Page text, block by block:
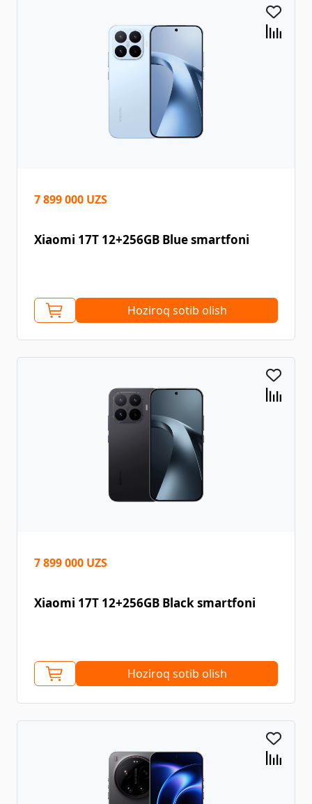
7 899 000 UZS
Xiaomi 17T 12+256GB Blue smartfoni
Hoziroq sotib olish
7 899 000 UZS
Xiaomi 17T 12+256GB Black smartfoni
Hoziroq sotib olish